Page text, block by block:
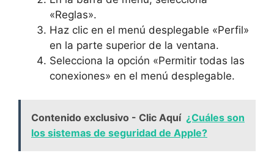
«Reglas».
Haz clic en el menú desplegable «Perfil»
en la parte superior de la ventana.
Selecciona la opción «Permitir todas las
conexiones» en el menú desplegable.
Contenido exclusivo - Clic Aquí ¿Cuáles son
los sistemas de seguridad de Apple?